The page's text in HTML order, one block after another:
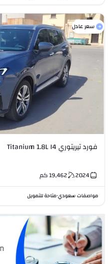
سعر عادل
فورد تيريتوري Titanium 1.8L I4
2024
19,462كم
مواصفات سعودي•متاحة للتمويل